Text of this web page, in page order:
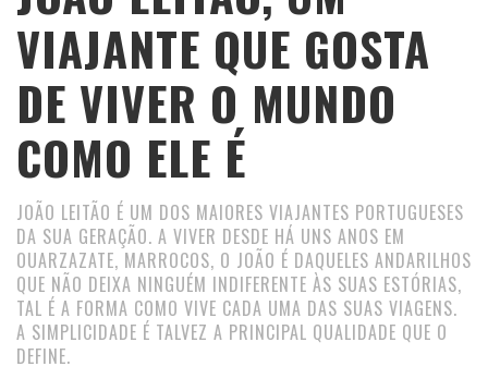
VIAJANTE QUE GOSTA
DE VIVER O MUNDO
COMO ELE É
JOÃO LEITÃO É UM DOS MAIORES VIAJANTES PORTUGUESES
DA SUA GERAÇÃO. A VIVER DESDE HÁ UNS ANOS EM
OUARZAZATE, MARROCOS, O JOÃO É DAQUELES ANDARILHOS
QUE NÃO DEIXA NINGUÉM INDIFERENTE ÀS SUAS ESTÓRIAS,
TAL É A FORMA COMO VIVE CADA UMA DAS SUAS VIAGENS.
A SIMPLICIDADE É TALVEZ A PRINCIPAL QUALIDADE QUE O
DEFINE.